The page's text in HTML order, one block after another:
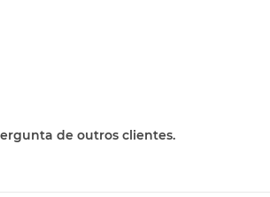
de outros clientes.